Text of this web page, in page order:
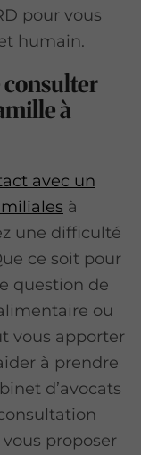
pour vous
humain.
consulter
à
avec un
à
une difficulté
ce soit pour
question de
ou
vous apporter
à prendre
d’avocats
proposer